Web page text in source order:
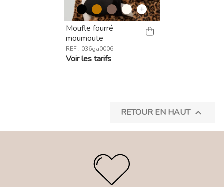
+
Moufle fourré
moumoute
REF : 036ga0006
Voir les tarifs
RETOUR EN HAUT 